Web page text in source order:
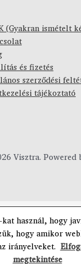
(Gyakran ismételt
és fizetés
szerződési
tájékoztató
Visztra. Powered
használ, hogy
hogy amikor
irányelveket.
megtekintése